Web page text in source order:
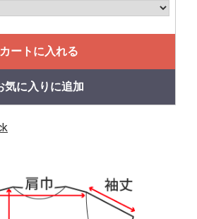
カートに入れる
気に入りに追加